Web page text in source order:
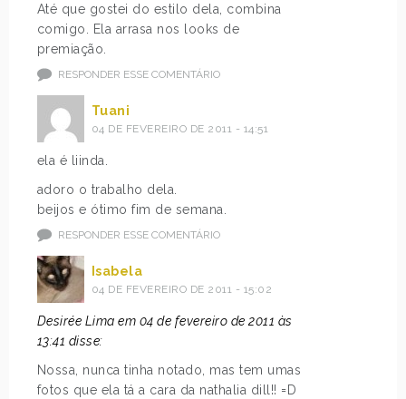
Até que gostei do estilo dela, combina
comigo. Ela arrasa nos looks de
premiação.
RESPONDER ESSE COMENTÁRIO
Tuani
04 DE FEVEREIRO DE 2011 - 14:51
ela é liinda.
adoro o trabalho dela.
beijos e ótimo fim de semana.
RESPONDER ESSE COMENTÁRIO
Isabela
04 DE FEVEREIRO DE 2011 - 15:02
Desirée Lima em 04 de fevereiro de 2011 às
13:41 disse:
Nossa, nunca tinha notado, mas tem umas
fotos que ela tá a cara da nathalia dill!! =D